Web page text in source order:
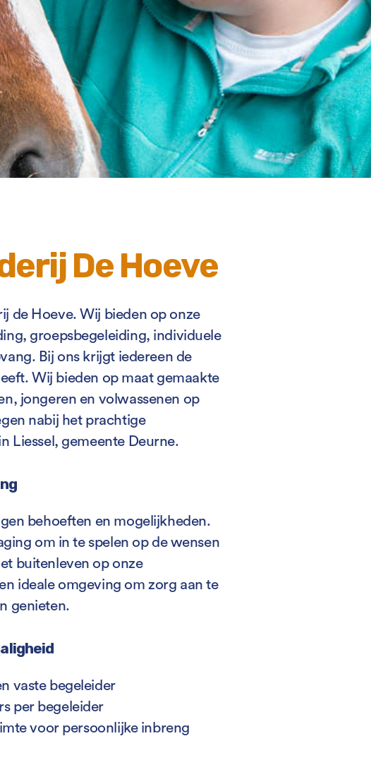
De Hoeve
de Hoeve. Wij bieden op onze
groepsbegeleiding, individuele
Bij ons krijgt iedereen de
Wij bieden op maat gemaakte
jongeren en volwassenen op
nabij het prachtige
Liessel, gemeente Deurne.
behoeften en mogelijkheden.
om in te spelen op de wensen
buitenleven op onze
ideale omgeving om zorg aan te
genieten.
vaste begeleider
per begeleider
voor persoonlijke inbreng